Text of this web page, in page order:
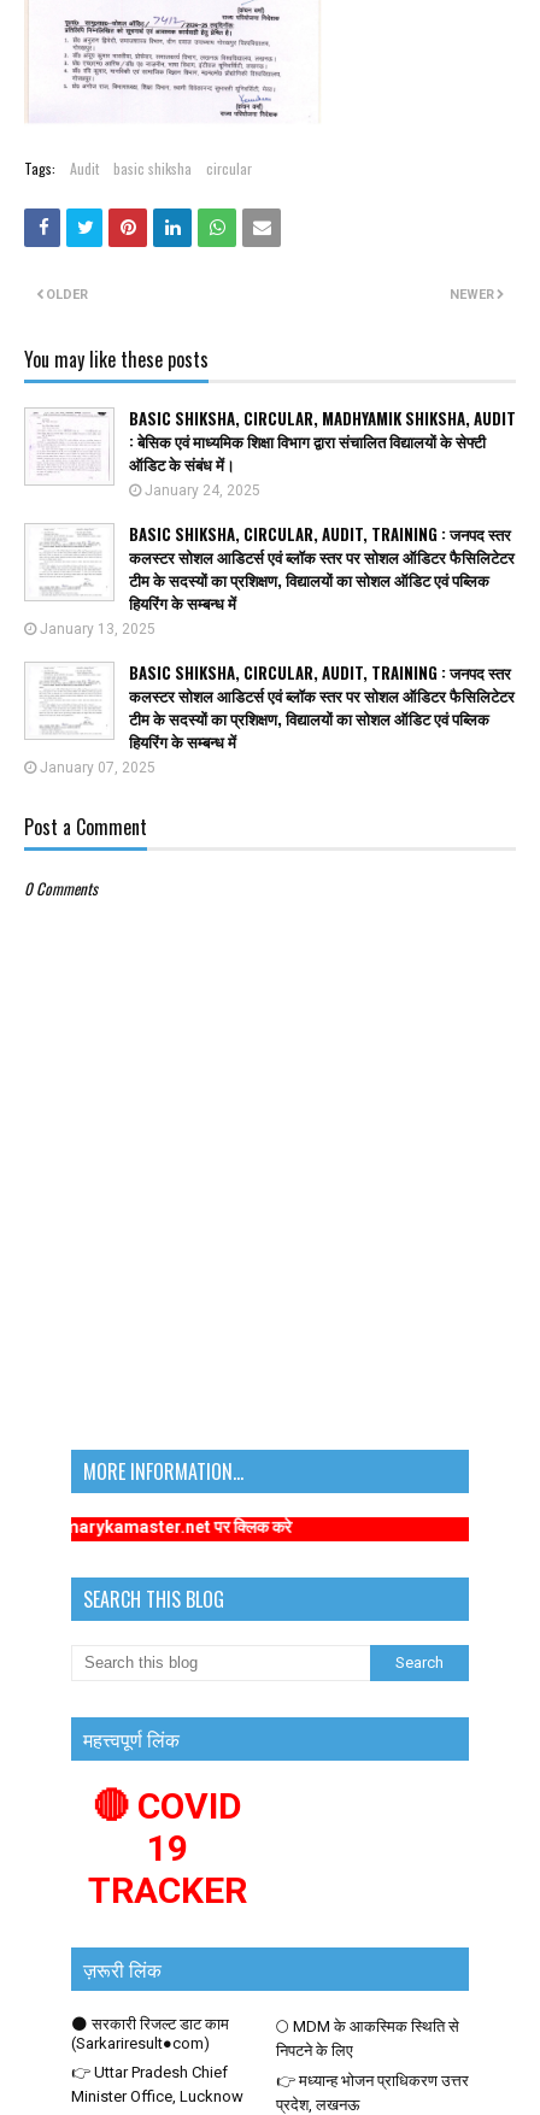
Tags: Audit basic shiksha circular
NEWER
OLDER
You may like these posts
BASIC SHIKSHA, CIRCULAR, MADHYAMIK SHIKSHA, AUDIT
: बेसिक एवं माध्यमिक शिक्षा विभाग द्वारा संचालित विद्यालयों के सेफ्टी
ऑडिट के संबंध में।
January 24, 2025
BASIC SHIKSHA, CIRCULAR, AUDIT, TRAINING : जनपद स्तर
कलस्टर सोशल आडिटर्स एवं ब्लॉक स्तर पर सोशल ऑडिटर फैसिलिटेटर
टीम के सदस्यों का प्रशिक्षण, विद्यालयों का सोशल ऑडिट एवं पब्लिक
हियरिंग के सम्बन्ध में
January 13, 2025
BASIC SHIKSHA, CIRCULAR, AUDIT, TRAINING : जनपद स्तर
कलस्टर सोशल आडिटर्स एवं ब्लॉक स्तर पर सोशल ऑडिटर फैसिलिटेटर
टीम के सदस्यों का प्रशिक्षण, विद्यालयों का सोशल ऑडिट एवं पब्लिक
हियरिंग के सम्बन्ध में
January 07, 2025
Post a Comment
0 Comments
MORE INFORMATION...
पर क्लिक करे
SEARCH THIS BLOG
महत्त्वपूर्ण लिंक
🔴 COVID
19
TRACKER
ज़रूरी लिंक
🌑 सरकारी रिजल्ट डाट काम
(Sarkariresult●com)
🌕 MDM के आकस्मिक स्थिति से
निपटने के लिए
👉 Uttar Pradesh Chief
Minister Office, Lucknow
👉 मध्यान्ह भोजन प्राधिकरण उत्तर
प्रदेश, लखनऊ